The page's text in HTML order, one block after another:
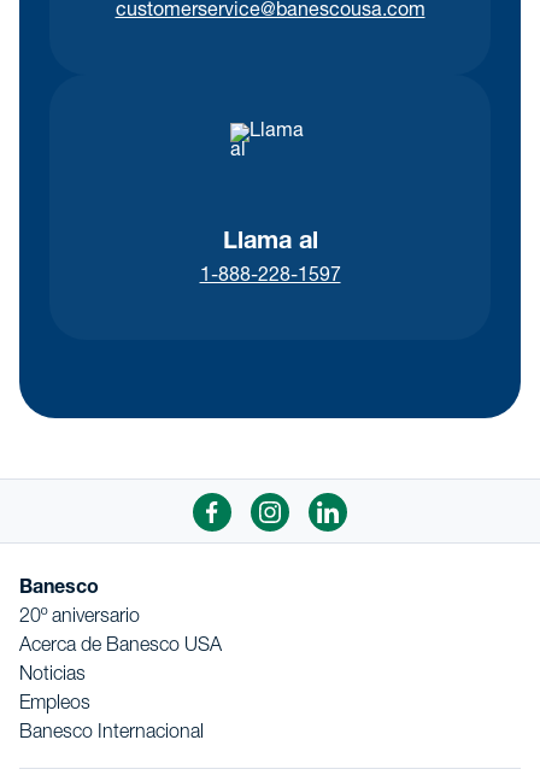
customerservice@banescousa.com
Llama al
1-888-228-1597
Banesco
20º aniversario
Acerca de Banesco USA
Noticias
Empleos
Banesco Internacional